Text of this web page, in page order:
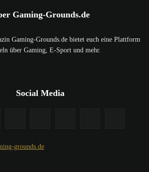
Gaming-Grounds.de
Gaming-Grounds.de bietet euch eine Plattform
über Gaming, E-Sport und mehr.
Social Media
grounds.de